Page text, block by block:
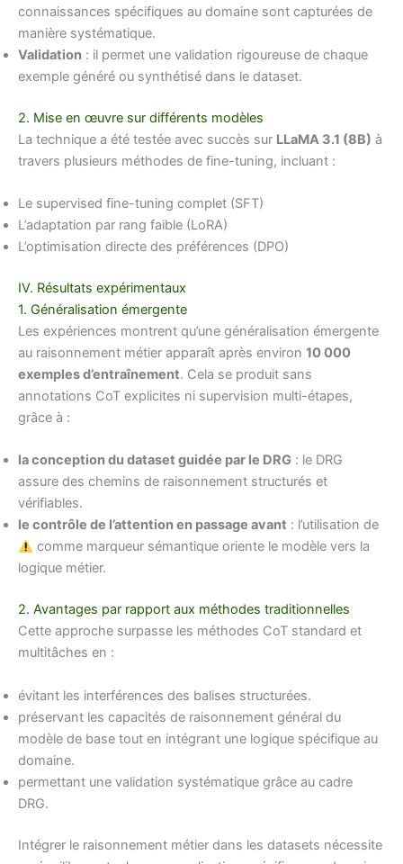
connaissances spécifiques au domaine sont capturées de
manière systématique.
Validation : il permet une validation rigoureuse de chaque
exemple généré ou synthétisé dans le dataset.
2. Mise en œuvre sur différents modèles
La technique a été testée avec succès sur LLaMA 3.1 (8B) à
travers plusieurs méthodes de fine-tuning, incluant :
Le supervised fine-tuning complet (SFT)
L’adaptation par rang faible (LoRA)
L’optimisation directe des préférences (DPO)
IV. Résultats expérimentaux
1. Généralisation émergente
Les expériences montrent qu’une généralisation émergente
au raisonnement métier apparaît après environ 10 000
exemples d’entraînement. Cela se produit sans
annotations CoT explicites ni supervision multi-étapes,
grâce à :
la conception du dataset guidée par le DRG : le DRG
assure des chemins de raisonnement structurés et
vérifiables.
le contrôle de l’attention en passage avant : l’utilisation de
comme marqueur sémantique oriente le modèle vers la
logique métier.
2. Avantages par rapport aux méthodes traditionnelles
Cette approche surpasse les méthodes CoT standard et
multitâches en :
évitant les interférences des balises structurées.
préservant les capacités de raisonnement général du
modèle de base tout en intégrant une logique spécifique au
domaine.
permettant une validation systématique grâce au cadre
DRG.
Intégrer le raisonnement métier dans les datasets nécessite